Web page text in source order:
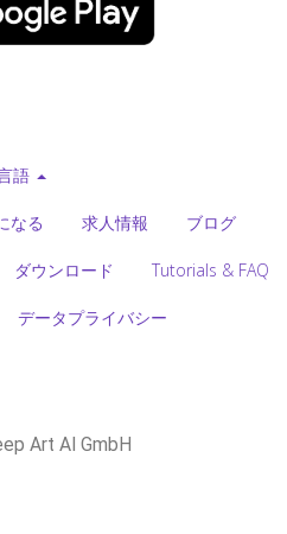
語
なる 求人情報 ブログ
ダウンロード Tutorials & FAQ
データプライバシー
Art AI GmbH